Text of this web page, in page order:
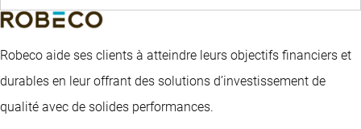
Robeco aide ses clients à atteindre leurs objectifs financiers et
durables en leur offrant des solutions d’investissement de
qualité avec de solides performances.